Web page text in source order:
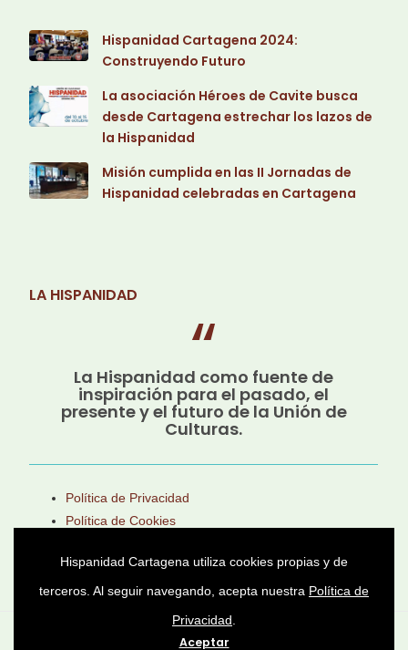
Hispanidad Cartagena 2024:
Construyendo Futuro
La asociación Héroes de Cavite busca
desde Cartagena estrechar los lazos de
la Hispanidad
Misión cumplida en las II Jornadas de
Hispanidad celebradas en Cartagena
LA HISPANIDAD
La Hispanidad como fuente de
inspiración para el pasado, el
presente y el futuro de la Unión de
Culturas.
Política de Privacidad
Política de Cookies
Asociación Cultural Héroes de Cavite © 2025 -
Hispanidad Cartagena utiliza cookies propias y de
terceros. Al seguir navegando, acepta nuestra Política de
Privacidad
Aceptar